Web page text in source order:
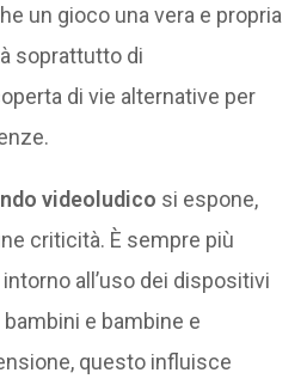
un gioco una vera e propria
soprattutto di
di vie alternative per
videoludico si espone,
criticità. È sempre più
all’uso dei dispositivi
e bambine e
questo influisce